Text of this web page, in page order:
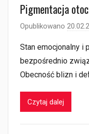
Pigmentacja
Opublikowano
Stan emocjonalny i
bezpośrednio
Obecność blizn i
Czytaj dalej